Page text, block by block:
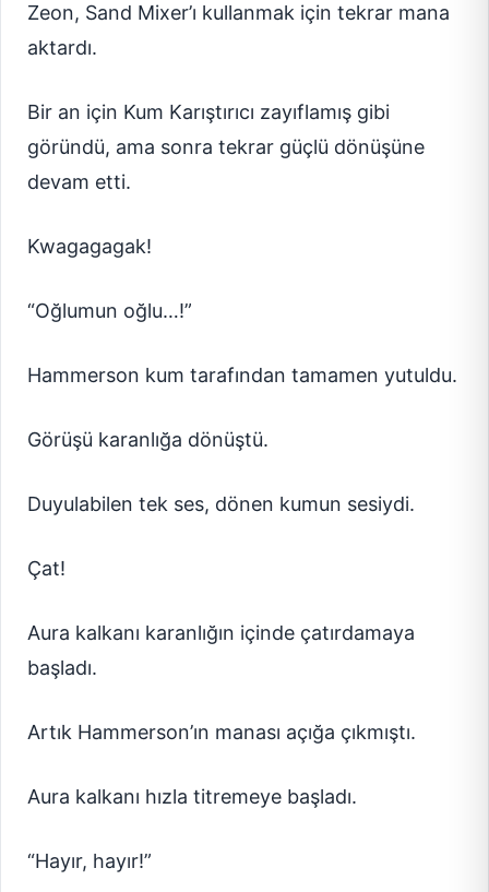
Zeon, Sand Mixer’ı kullanmak için tekrar mana
aktardı.
Bir an için Kum Karıştırıcı zayıflamış gibi
göründü, ama sonra tekrar güçlü dönüşüne
devam etti.
Kwagagagak!
“Oğlumun oğlu…!”
Hammerson kum tarafından tamamen yutuldu.
Görüşü karanlığa dönüştü.
Duyulabilen tek ses, dönen kumun sesiydi.
Çat!
Aura kalkanı karanlığın içinde çatırdamaya
başladı.
Artık Hammerson’ın manası açığa çıkmıştı.
Aura kalkanı hızla titremeye başladı.
“Hayır, hayır!”